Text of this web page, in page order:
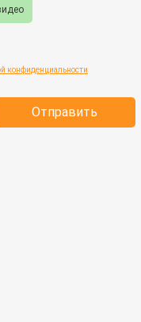
конфиденциальности
Отправить